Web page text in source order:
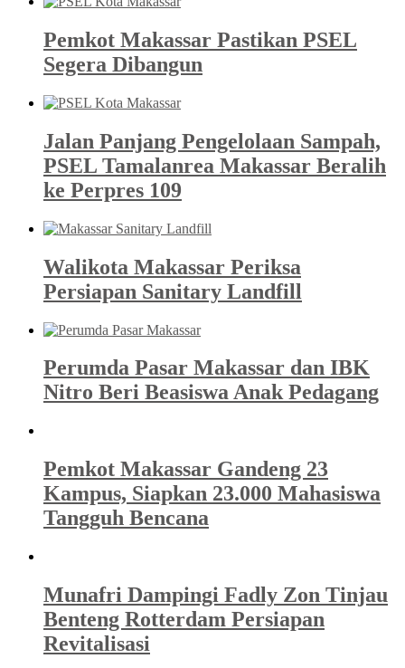
Pemkot Makassar Pastikan PSEL
Segera Dibangun
Jalan Panjang Pengelolaan Sampah,
PSEL Tamalanrea Makassar Beralih
ke Perpres 109
Walikota Makassar Periksa
Persiapan Sanitary Landfill
Perumda Pasar Makassar dan IBK
Nitro Beri Beasiswa Anak Pedagang
Pemkot Makassar Gandeng 23
Kampus, Siapkan 23.000 Mahasiswa
Tangguh Bencana
Munafri Dampingi Fadly Zon Tinjau
Benteng Rotterdam Persiapan
Revitalisasi